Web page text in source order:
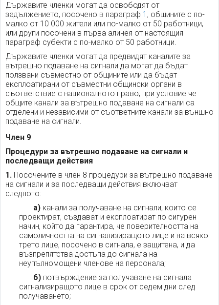
Държавите членки могат да освободят от
задължението, посочено в параграф 1 , общините с по-
малко от 10 000 жители или по-малко от 50 работници,
или други посочени в първа алинея от настоящия
параграф субекти с по-малко от 50 работници.
Държавите членки могат да предвидят каналите за
вътрешно подаване на сигнали да могат да бъдат
ползвани съвместно от общините или да бъдат
експлоатирани от съвместни общински органи в
съответствие с националното право, при условие че
общите канали за вътрешно подаване на сигнали са
отделени и независими от съответните канали за външно
подаване на сигнали.
Член 9
Процедури за вътрешно подаване на сигнали и
последващи действия
1. Посочените в член 8 процедури за вътрешно подаване
на сигнали и за последващи действия включват
следното:
а)канали за получаване на сигнали, които се
проектират, създават и експлоатират по сигурен
начин, който да гарантира, че поверителността на
самоличността на сигнализиращото лице и на всяко
трето лице, посочено в сигнала, е защитена, и да
възпрепятства достъпа до сигнала на
неупълномощени членове на персонала;
б)потвърждение за получаване на сигнала
сигнализиращото лице в срок от седем дни след
получаването;